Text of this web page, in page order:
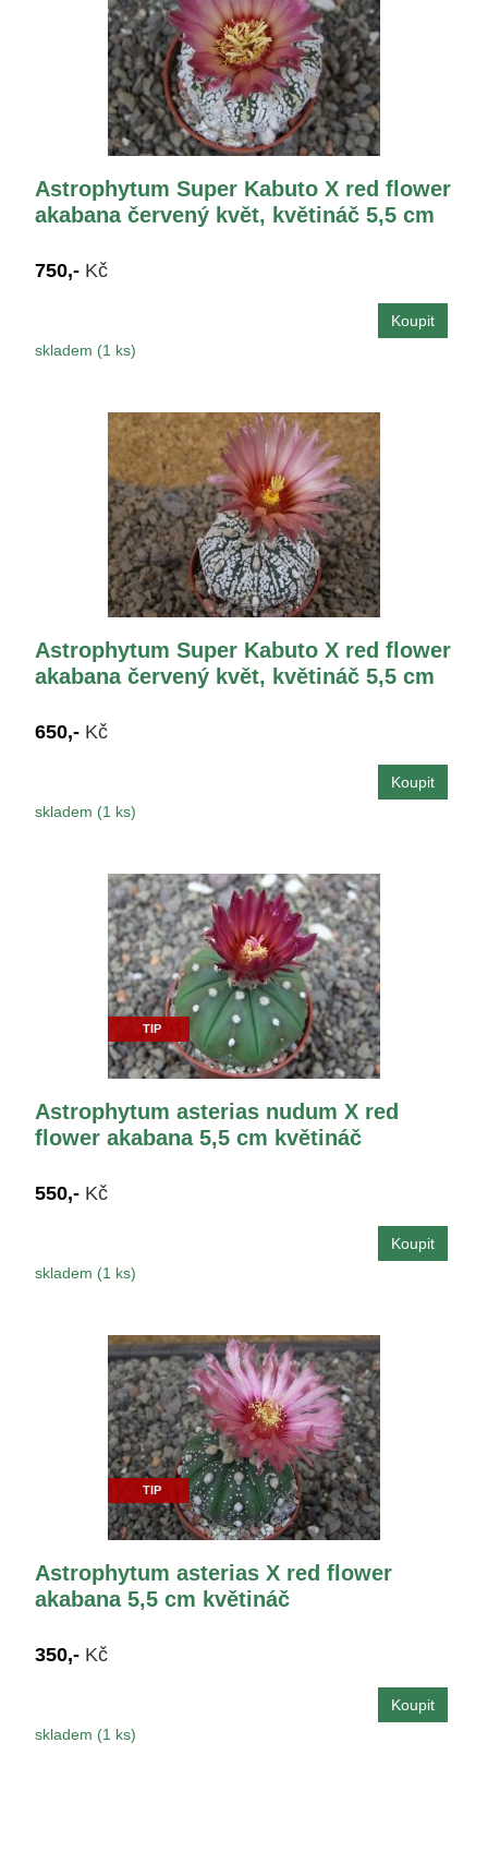
Astrophytum Super Kabuto X red flower
akabana červený květ, květináč 5,5 cm
750,- Kč
skladem (1 ks)
Astrophytum Super Kabuto X red flower
akabana červený květ, květináč 5,5 cm
650,- Kč
skladem (1 ks)
TIP
Astrophytum asterias nudum X red
flower akabana 5,5 cm květináč
550,- Kč
skladem (1 ks)
TIP
Astrophytum asterias X red flower
akabana 5,5 cm květináč
350,- Kč
skladem (1 ks)